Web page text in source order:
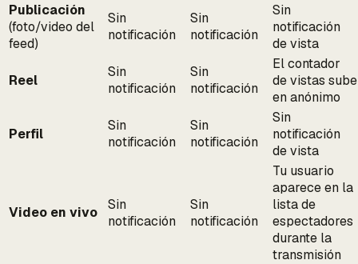
Publicación
(foto/video del
feed)
Sin
notificación
Sin
notificación
Sin
notificación
de vista
Reel
Sin
notificación
Sin
notificación
El contador
de vistas sube
en anónimo
Perfil
Sin
notificación
Sin
notificación
Sin
notificación
de vista
Video en vivo
Sin
notificación
Sin
notificación
Tu usuario
aparece en la
lista de
espectadores
durante la
transmisión